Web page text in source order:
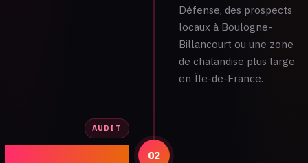
Défense, des prospects
locaux à Boulogne-
Billancourt ou une zone
de chalandise plus large
en Île-de-France.
02
AUDIT